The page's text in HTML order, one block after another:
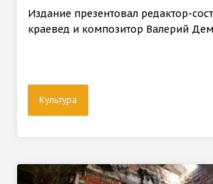
Издание презентовал редактор-
краевед и композитор Валерий
Культура